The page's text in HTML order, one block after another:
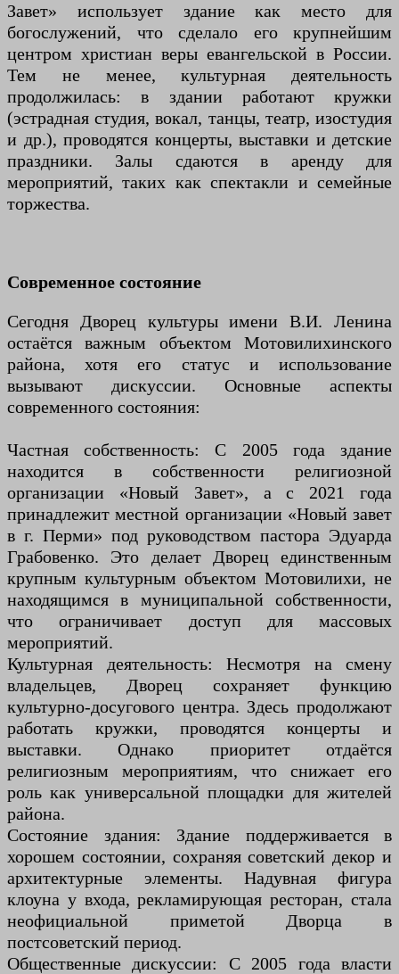
Завет» использует здание как место для
богослужений, что сделало его крупнейшим
центром христиан веры евангельской в России.
Тем не менее, культурная деятельность
продолжилась: в здании работают кружки
(эстрадная студия, вокал, танцы, театр, изостудия
и др.), проводятся концерты, выставки и детские
праздники. Залы сдаются в аренду для
мероприятий, таких как спектакли и семейные
торжества.
Современное состояние
Сегодня Дворец культуры имени В.И. Ленина
остаётся важным объектом Мотовилихинского
района, хотя его статус и использование
вызывают дискуссии. Основные аспекты
современного состояния:
Частная собственность: С 2005 года здание
находится в собственности религиозной
организации «Новый Завет», а с 2021 года
принадлежит местной организации «Новый завет
в г. Перми» под руководством пастора Эдуарда
Грабовенко. Это делает Дворец единственным
крупным культурным объектом Мотовилихи, не
находящимся в муниципальной собственности,
что ограничивает доступ для массовых
мероприятий.
Культурная деятельность: Несмотря на смену
владельцев, Дворец сохраняет функцию
культурно-досугового центра. Здесь продолжают
работать кружки, проводятся концерты и
выставки. Однако приоритет отдаётся
религиозным мероприятиям, что снижает его
роль как универсальной площадки для жителей
района.
Состояние здания: Здание поддерживается в
хорошем состоянии, сохраняя советский декор и
архитектурные элементы. Надувная фигура
клоуна у входа, рекламирующая ресторан, стала
неофициальной приметой Дворца в
постсоветский период.
Общественные дискуссии: С 2005 года власти